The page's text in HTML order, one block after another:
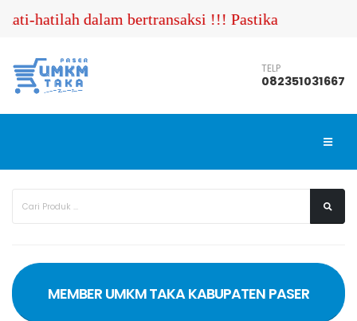
dalam bertransaksi !!! Pastikan Anda
TELP
082351031667
MEMBER UMKM TAKA KABUPATEN PASER